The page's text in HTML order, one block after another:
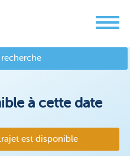
à cette date
trajet est disponible